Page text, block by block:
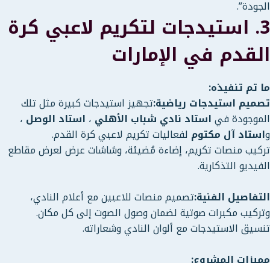
الجودة”.
3. استيدجات لتكريم لاعبي كرة
القدم في الإمارات
ما تم تنفيذه:
تصميم استيدجات رياضية:تجهيز استيدجات كبيرة مثل تلك
الموجودة فياستاد نادي شباب الأهلي ، استاد الوصل ،
واستاد آل مكتوم لفعاليات تكريم لاعبي كرة القدم.
تركيب منصات تكريم، إضاءة مُضيئة، وشاشات عرض لعرض مقاطع
الفيديو التذكارية.
التفاصيل الفنية:تصميم منصات للاعبين مع أعلام النادي،
وتركيب مكبرات صوتية لضمان وصول الصوت إلى كل مكان.
تنسيق الاستيدجات مع ألوان النادي وشعاراته.